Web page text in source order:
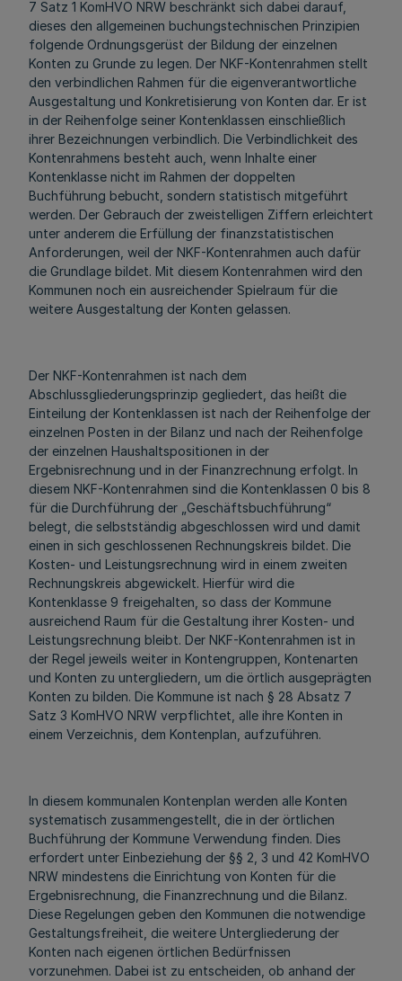
7 Satz 1 KomHVO NRW beschränkt sich dabei darauf,
dieses den allgemeinen buchungstechnischen Prinzipien
folgende Ordnungsgerüst der Bildung der einzelnen
Konten zu Grunde zu legen. Der NKF-Kontenrahmen stellt
den verbindlichen Rahmen für die eigenverantwortliche
Ausgestaltung und Konkretisierung von Konten dar. Er ist
in der Reihenfolge seiner Kontenklassen einschließlich
ihrer Bezeichnungen verbindlich. Die Verbindlichkeit des
Kontenrahmens besteht auch, wenn Inhalte einer
Kontenklasse nicht im Rahmen der doppelten
Buchführung bebucht, sondern statistisch mitgeführt
werden. Der Gebrauch der zweistelligen Ziffern erleichtert
unter anderem die Erfüllung der finanzstatistischen
Anforderungen, weil der NKF-Kontenrahmen auch dafür
die Grundlage bildet. Mit diesem Kontenrahmen wird den
Kommunen noch ein ausreichender Spielraum für die
weitere Ausgestaltung der Konten gelassen.
Der NKF-Kontenrahmen ist nach dem
Abschlussgliederungsprinzip gegliedert, das heißt die
Einteilung der Kontenklassen ist nach der Reihenfolge der
einzelnen Posten in der Bilanz und nach der Reihenfolge
der einzelnen Haushaltspositionen in der
Ergebnisrechnung und in der Finanzrechnung erfolgt. In
diesem NKF-Kontenrahmen sind die Kontenklassen 0 bis 8
für die Durchführung der „Geschäftsbuchführung“
belegt, die selbstständig abgeschlossen wird und damit
einen in sich geschlossenen Rechnungskreis bildet. Die
Kosten- und Leistungsrechnung wird in einem zweiten
Rechnungskreis abgewickelt. Hierfür wird die
Kontenklasse 9 freigehalten, so dass der Kommune
ausreichend Raum für die Gestaltung ihrer Kosten- und
Leistungsrechnung bleibt. Der NKF-Kontenrahmen ist in
der Regel jeweils weiter in Kontengruppen, Kontenarten
und Konten zu untergliedern, um die örtlich ausgeprägten
Konten zu bilden. Die Kommune ist nach § 28 Absatz 7
Satz 3 KomHVO NRW verpflichtet, alle ihre Konten in
einem Verzeichnis, dem Kontenplan, aufzuführen.
In diesem kommunalen Kontenplan werden alle Konten
systematisch zusammengestellt, die in der örtlichen
Buchführung der Kommune Verwendung finden. Dies
erfordert unter Einbeziehung der §§ 2, 3 und 42 KomHVO
NRW mindestens die Einrichtung von Konten für die
Ergebnisrechnung, die Finanzrechnung und die Bilanz.
Diese Regelungen geben den Kommunen die notwendige
Gestaltungsfreiheit, die weitere Untergliederung der
Konten nach eigenen örtlichen Bedürfnissen
vorzunehmen. Dabei ist zu entscheiden, ob anhand der